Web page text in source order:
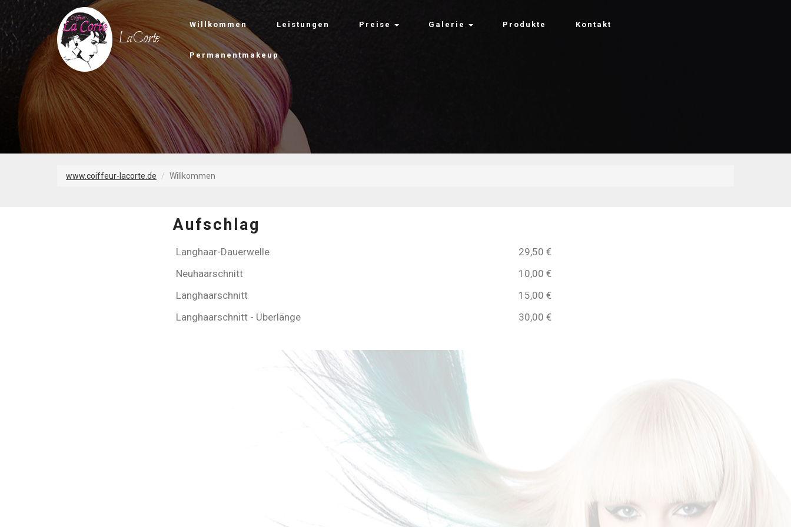
LaCorte
Willkommen Leistungen Preise Galerie Produkte Kontakt
Permanentmakeup
www.coiffeur-lacorte.de Willkommen
Aufschlag
Langhaar-Dauerwelle
29,50 €
Neuhaarschnitt
10,00 €
Langhaarschnitt
15,00 €
Langhaarschnitt - Überlänge
30,00 €